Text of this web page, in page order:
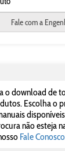
Fale com a
o download de
Escolha o
não esteja
Fale Conosco